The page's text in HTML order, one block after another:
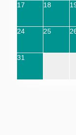
17 18
24 25
31